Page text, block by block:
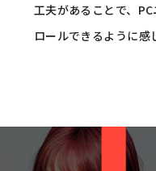
工夫があることで、
ロールできるように感